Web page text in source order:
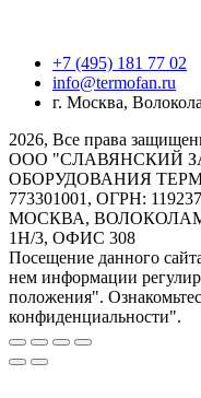
+7 (495) 181 77 02
info@termofan.ru
г. Москва,
2026, Все права
ООО "СЛАВЯНСКИЙ
ОБОРУДОВАНИЯ
773301001, ОГРН:
МОСКВА,
1Н/3, ОФИС 308
Посещение данного
нем информации
положения".
конфиденциальности".